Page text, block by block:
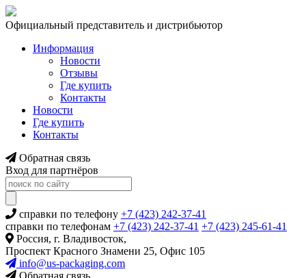
Официальный представитель и дистрибьютор
Информация
Новости
Отзывы
Где купить
Контакты
Новости
Где купить
Контакты
Обратная связь
Вход для партнёров
справки по телефону +7 (423) 242-37-41
справки по телефонам +7 (423) 242-37-41 +7 (423) 245-61-41
Россия, г. Владивосток,
Проспект Красного Знамени 25, Офис 105
info@us-packaging.com
Обратная связь